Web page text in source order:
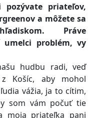
priateľov,
a môžete sa
Práve
problém, vy
hudbu radi, veď
Košíc, aby mohol
vážia, ja to cítim,
som vám počuť tie
moja priateľka pani